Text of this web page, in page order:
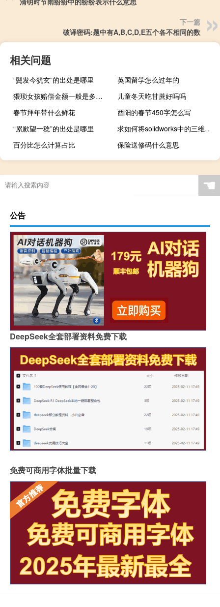
下一篇
破译密码:题中有A,B,C,D,E五个各不相同的数
相关问题
“鬓发今犹玄”的出处是哪里
英国留学怎么过年的
猥琐女孩赔偿金额一般是多少 猥琐女孩的赔偿金额通常是多少？
儿童冬天吃甘蔗好吗吗
春节拜年带什么鲜花
酉阳的春节450字怎么写
“累歉望一稔”的出处是哪里
求如何将solidworks中的三维图转化成工程图（二维平面图） solidworks出工程图
百分比怎么计算占比
保险送修码什么意思
☚
公告
DeepSeek全套部署资料免费下载
免费可商用字体批量下载